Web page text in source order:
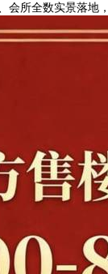
会所全数实景落地